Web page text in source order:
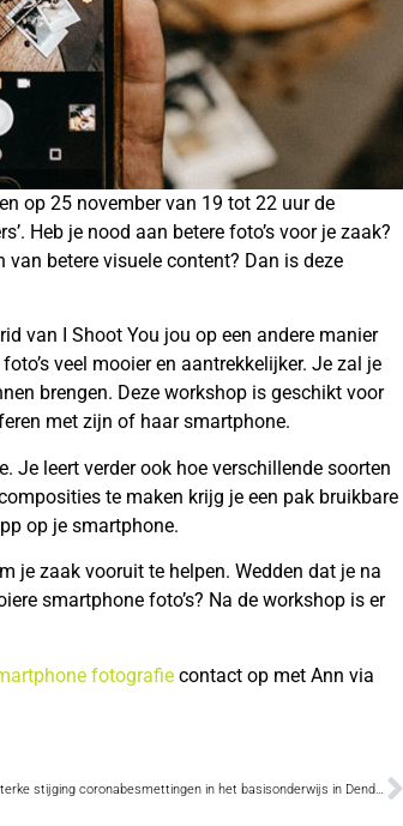
op 25 november van 19 tot 22 uur de
Heb je nood aan betere foto’s voor je zaak?
betere visuele content? Dan is deze
van I Shoot You jou op een andere manier
veel mooier en aantrekkelijker. Je zal je
brengen. Deze workshop is geschikt voor
met zijn of haar smartphone.
Je leert verder ook hoe verschillende soorten
te maken krijg je een pak bruikbare
op je smartphone.
je zaak vooruit te helpen. Wedden dat je na
smartphone foto’s? Na de workshop is er
fotografie contact op met Ann via
Sterke stijging coronabesmettingen in het basisonderwijs in Dendermonde